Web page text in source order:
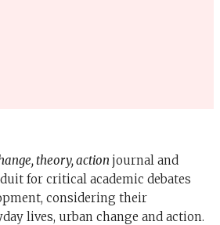
theory, action journal and
for critical academic debates
considering their
lives, urban change and action.